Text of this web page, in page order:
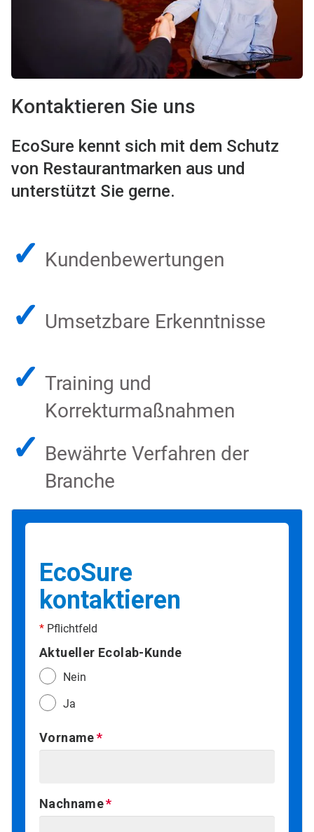
Kontaktieren Sie uns
EcoSure kennt sich mit dem Schutz
von Restaurantmarken aus und
unterstützt Sie gerne.
✓ Kundenbewertungen
✓ Umsetzbare Erkenntnisse
✓ Training und
Korrekturmaßnahmen
✓ Bewährte Verfahren der
Branche​​​​​​​
EcoSure
kontaktieren
* Pflichtfeld
Aktueller Ecolab-Kunde
Nein
Ja
Vorname
Nachname